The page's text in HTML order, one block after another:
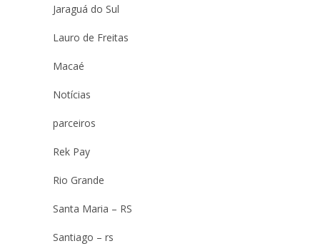
Jaraguá do Sul
Lauro de Freitas
Macaé
Notícias
parceiros
Rek Pay
Rio Grande
Santa Maria – RS
Santiago – rs